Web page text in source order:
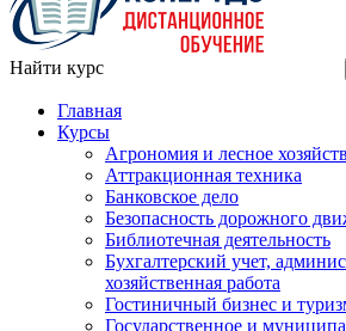
Найти курс
Главная
Курсы
Агрономия и лесное
Аттракционная техника
Банковское дело
Безопасность дорожного
Библиотечная деятельность
Бухгалтерский учет,
хозяйственная работа
Гостиничный бизнес и
Государственное и